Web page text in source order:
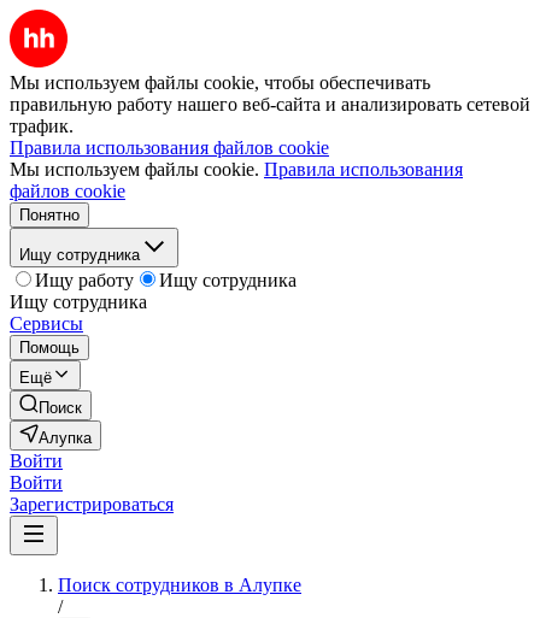
Мы используем файлы cookie, чтобы обеспечивать
правильную работу нашего веб-сайта и анализировать сетевой
трафик.
Правила использования файлов cookie
Мы используем файлы cookie. Правила использования
файлов cookie
Понятно
Ищу сотрудника
Ищу работу
Ищу сотрудника
Ищу сотрудника
Сервисы
Помощь
Ещё
Поиск
Алупка
Войти
Войти
Зарегистрироваться
Поиск сотрудников в Алупке
/